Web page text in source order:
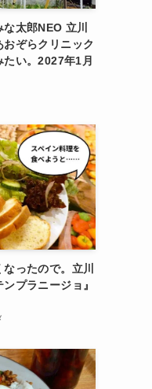
太郎NEO 立川
ぞらクリニック
い。2027年1月
ったので。立川
プラニージョ』